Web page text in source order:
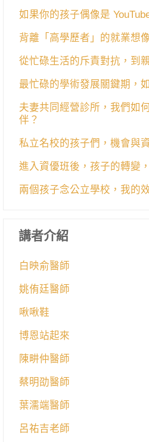
如果你的孩子偶像是
背離「高學歷者」的就業想
從忙碌生活的斥責對抗，到
最忙碌的學術發展關鍵期，
夫妻共同經營診所，我們如
伴？
私立名校的孩子們，機會與
進入資優班後，孩子的轉變
兩個孩子念公立學校，我的
講者介紹
白映俞醫師
姚侑廷醫師
啾啾鞋
博恩站起來
陳畊仲醫師
蔡明劭醫師
葉濡端醫師
呂祐吉老師